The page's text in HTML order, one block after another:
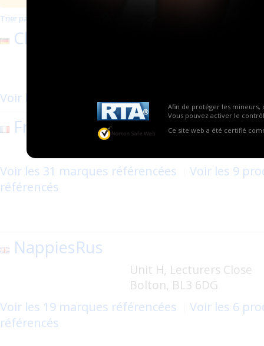
Afin de protéger les mineurs,
Vous pouvez activer le
Ce site web a été certifié
Trier par mise à jour
Cloudrys
Voir les 7 marques référencées
France ABDL
Voir les 31 marques référencées
Voir les 9
référencés
NappiesRus
Unit H, Lecturers Close
Bolton, BL3 6DG
Voir les 19 marques référencées
Voir les 6
référencés